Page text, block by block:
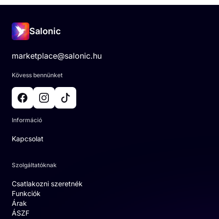
Salonic
marketplace@salonic.hu
Kövess bennünket
Információ
Kapcsolat
Szolgáltatóknak
Csatlakozni szeretnék
Funkciók
Árak
ÁSZF